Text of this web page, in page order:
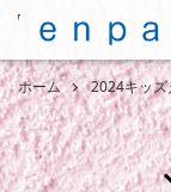
ホーム 2024キッズ